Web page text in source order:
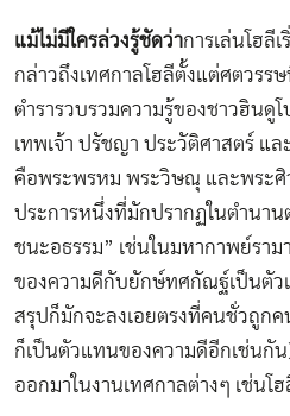
แม้ไม่มีใครล่วงรู้ชัดว่าการเล่นโฮลี
กล่าวถึงเทศกาลโฮลีตั้งแต่ศตวรร
ตำรารวบรวมความรู้ของชาวฮินดู
เทพเจ้า ปรัชญา ประวัติศาสตร์ แล
คือพระพรหม พระวิษณุ และพระ
ประการหนึ่งที่มักปรากฏในตำนา
ชนะอธรรม” เช่นในมหากาพย์รา
ของความดีกับยักษ์ทศกัณฐ์เป็นตั
สรุปก็มักจะลงเอยตรงที่คนชั่วถูกค
ก็เป็นตัวแทนของความดีอีกเช่นกั
ออกมาในงานเทศกาลต่างๆ เช่นโ